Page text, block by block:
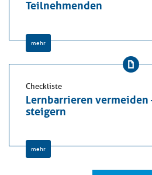
Teilnehmenden
mehr
Checkliste
Lernbarrieren vermeiden
steigern
mehr